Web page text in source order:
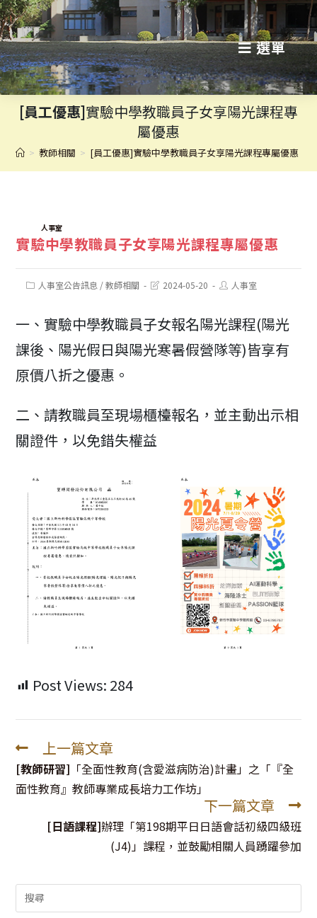
跳
轉
至
主
選單
[員工優惠]實驗中學教職員子女享陽光課程專
屬優惠
> 教師相關 > [員工優惠]實驗中學教職員子女享陽光課程專屬優惠
人事室
實驗中學教職員子女享陽光課程專屬優惠
Post人事室公告訊息 / 教師相關
Post2024-05-20
Post人事室
一、實驗中學教職員子女報名陽光課程(陽光
課後、陽光假日與陽光寒暑假營隊等)皆享有
原價八折之優惠。
二、請教職員至現場櫃檯報名，並主動出示相
關證件，以免錯失權益
Post Views: 284
Read
more
articles
上一篇文章
[教師研習] 「全面性教育(含愛滋病防治)計畫」之「『全
面性教育』教師專業成長培力工作坊」
下一篇文章
[日語課程]辦理「第198期平日日語會話初級四級班
(J4)」課程，並鼓勵相關人員踴躍參加
Search